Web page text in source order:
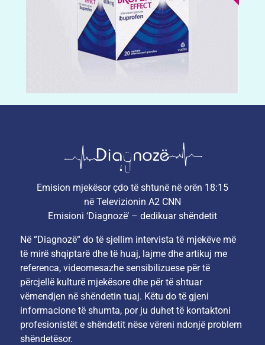
Emision mjekësor çdo të shtunë në orën 18:15
në Televizionin A2 CNN
Emisioni ‘Diagnozë’ – dedikuar shëndetit
Në “Diagnozë“ do të sjellim intervista të mjekëve më
të mirë shqiptarë dhe të huaj, lajme dhe artikuj me
referenca, videomesazhe sensibilizuese për të
përcjellë kulturë mjekësore dhe për të shtuar
vëmendjen në shëndetin tuaj. Këtu do të gjeni
informacione të shumta, por ju duhet të kontaktoni
profesionistët e shëndetit nëse vëreni ndonjë problem
shëndetësor.